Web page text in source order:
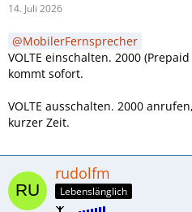
14. Juli 2026
MobilerFernsprecher
VOLTE einschalten. 2000
kommt sofort.
VOLTE ausschalten. 2000
kurzer Zeit.
rudolfm
Lebenslänglich